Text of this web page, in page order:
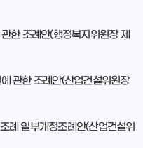
한 조례안(행정복지위원장 제
관한 조례안(산업건설위원장
례 일부개정조례안(산업건설위